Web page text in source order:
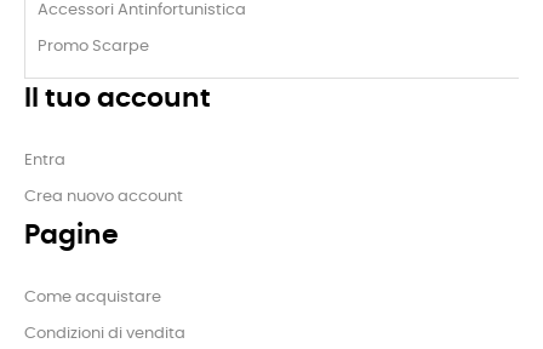
Accessori Antinfortunistica
Promo Scarpe
Il tuo account
Entra
Crea nuovo account
Pagine
Come acquistare
Condizioni di vendita